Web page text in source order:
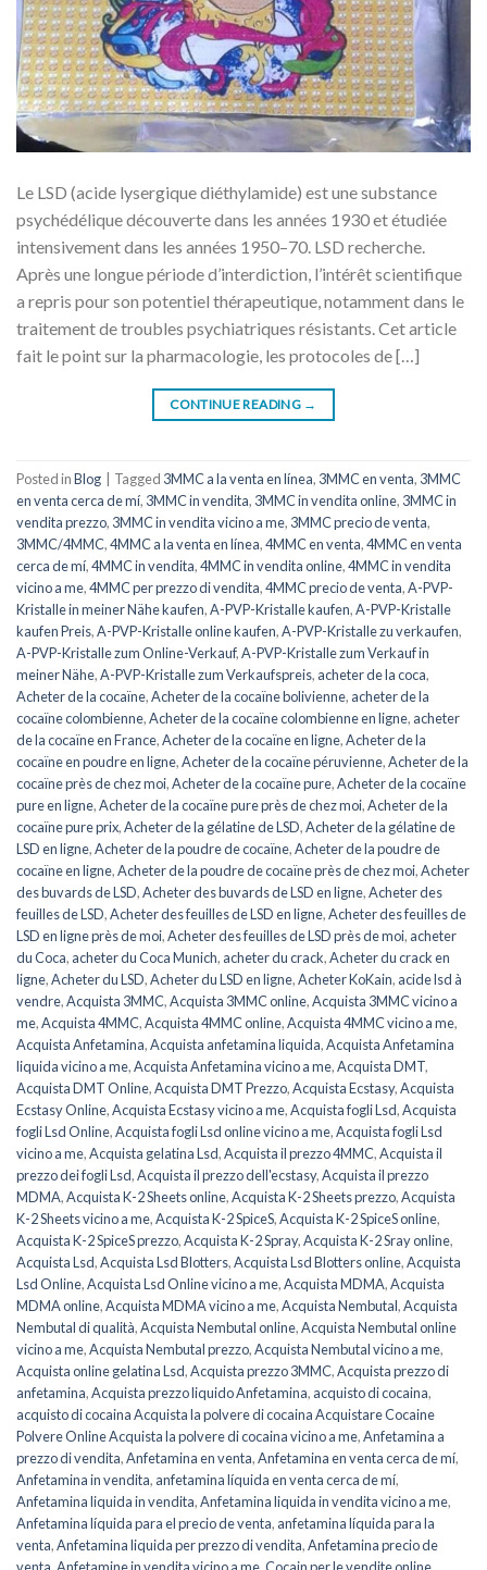
Le LSD (acide lysergique diéthylamide) est une substance
psychédélique découverte dans les années 1930 et étudiée
intensivement dans les années 1950–70. LSD recherche.
Après une longue période d’interdiction, l’intérêt scientifique
a repris pour son potentiel thérapeutique, notamment dans le
traitement de troubles psychiatriques résistants. Cet article
fait le point sur la pharmacologie, les protocoles de […]
CONTINUE READING →
Posted inBlog Tagged 3MMC a la venta en línea, 3MMC en venta, 3MMC
en venta cerca de mí, 3MMC in vendita, 3MMC in vendita online, 3MMC in
vendita prezzo, 3MMC in vendita vicino a me, 3MMC precio de venta,
3MMC/4MMC,4MMC a la venta en línea,4MMC en venta,4MMC en venta
cerca de mí,4MMC in vendita,4MMC in vendita online,4MMC in vendita
vicino a me,4MMC per prezzo di vendita,4MMC precio de venta,A-PVP-
Kristalle in meiner Nähe kaufen,A-PVP-Kristalle kaufen,A-PVP-Kristalle
kaufen Preis,A-PVP-Kristalle online kaufen,A-PVP-Kristalle zu verkaufen,
A-PVP-Kristalle zum Online-Verkauf,A-PVP-Kristalle zum Verkauf in
meiner Nähe,A-PVP-Kristalle zum Verkaufspreis, acheter de la coca,
Acheter de la cocaïne,Acheter de la cocaïne bolivienne, acheter de la
cocaïne colombienne,Acheter de la cocaïne colombienne en ligne, acheter
de la cocaïne en France,Acheter de la cocaïne en ligne,Acheter de la
cocaïne en poudre en ligne,Acheter de la cocaïne péruvienne,Acheter de la
cocaïne près de chez moi,Acheter de la cocaïne pure,Acheter de la cocaïne
pure en ligne,Acheter de la cocaïne pure près de chez moi,Acheter de la
cocaïne pure prix,Acheter de la gélatine de LSD,Acheter de la gélatine de
LSD en ligne,Acheter de la poudre de cocaïne,Acheter de la poudre de
cocaïne en ligne,Acheter de la poudre de cocaïne près de chez moi,Acheter
des buvards de LSD,Acheter des buvards de LSD en ligne,Acheter des
feuilles de LSD,Acheter des feuilles de LSD en ligne,Acheter des feuilles de
LSD en ligne près de moi,Acheter des feuilles de LSD près de moi, acheter
du Coca, acheter du Coca Munich, acheter du crack,Acheter du crack en
ligne,Acheter du LSD,Acheter du LSD en ligne,Acheter KoKain, acide lsd à
vendre,Acquista 3MMC,Acquista 3MMC online,Acquista 3MMC vicino a
me,Acquista 4MMC,Acquista 4MMC online,Acquista 4MMC vicino a me,
Acquista Anfetamina,Acquista anfetamina liquida,Acquista Anfetamina
liquida vicino a me,Acquista Anfetamina vicino a me,Acquista DMT,
Acquista DMT Online,Acquista DMT Prezzo,Acquista Ecstasy,Acquista
Ecstasy Online,Acquista Ecstasy vicino a me,Acquista fogli Lsd,Acquista
fogli Lsd Online,Acquista fogli Lsd online vicino a me,Acquista fogli Lsd
vicino a me,Acquista gelatina Lsd,Acquista il prezzo 4MMC,Acquista il
prezzo dei fogli Lsd,Acquista il prezzo dell'ecstasy,Acquista il prezzo
MDMA,Acquista K-2 Sheets online,Acquista K-2 Sheets prezzo,Acquista
K-2 Sheets vicino a me,Acquista K-2 SpiceS,Acquista K-2 SpiceS online,
Acquista K-2 SpiceS prezzo,Acquista K-2 Spray,Acquista K-2 Sray online,
Acquista Lsd,Acquista Lsd Blotters,Acquista Lsd Blotters online,Acquista
Lsd Online,Acquista Lsd Online vicino a me,Acquista MDMA,Acquista
MDMA online,Acquista MDMA vicino a me,Acquista Nembutal,Acquista
Nembutal di qualità,Acquista Nembutal online,Acquista Nembutal online
vicino a me,Acquista Nembutal prezzo,Acquista Nembutal vicino a me,
Acquista online gelatina Lsd,Acquista prezzo 3MMC,Acquista prezzo di
anfetamina,Acquista prezzo liquido Anfetamina, acquisto di cocaina,
acquisto di cocaina Acquista la polvere di cocaina Acquistare Cocaine
Polvere Online Acquista la polvere di cocaina vicino a me,Anfetamina a
prezzo di vendita,Anfetamina en venta,Anfetamina en venta cerca de mí,
Anfetamina in vendita, anfetamina líquida en venta cerca de mí,
Anfetamina liquida in vendita,Anfetamina liquida in vendita vicino a me,
Anfetamina líquida para el precio de venta, anfetamina líquida para la
venta,Anfetamina liquida per prezzo di vendita,Anfetamina precio de